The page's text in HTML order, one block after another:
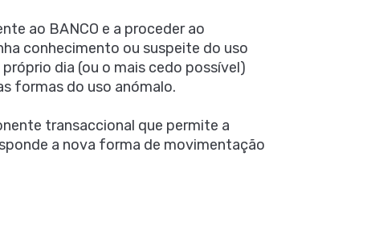
ao BANCO e a proceder ao
conhecimento ou suspeite do uso
dia (ou o mais cedo possível)
formas do uso anómalo.
transaccional que permite a
a nova forma de movimentação